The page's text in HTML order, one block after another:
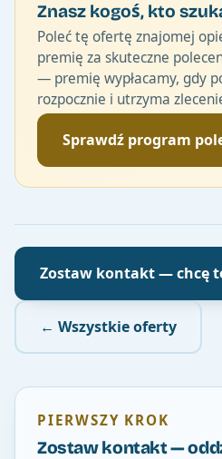
Znasz kogoś, kto
Poleć tę ofertę znajomej
premię za skuteczne
— premię wypłacamy, gdy
rozpocznie i utrzyma
Sprawdź program
Zostaw kontakt — chcę
← Wszystkie oferty
PIERWSZY KROK
Zostaw kontakt —